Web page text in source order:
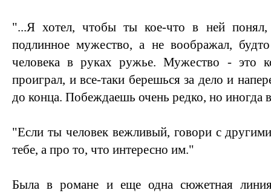
"...Я хотел, чтобы ты кое-что в ней
подлинное мужество, а не воображал,
человека в руках ружье. Мужество - это
проиграл, и все-таки берешься за дело и
до конца. Побеждаешь очень редко, но иногда
"Если ты человек вежливый, говори с
тебе, а про то, что интересно им."
Была в романе и еще одна сюжетная